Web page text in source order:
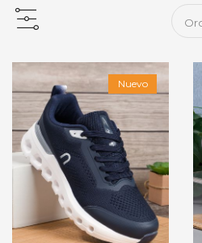
Nuevo